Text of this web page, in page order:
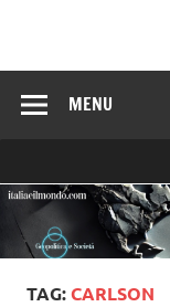
MENU
TAG:CARLSON